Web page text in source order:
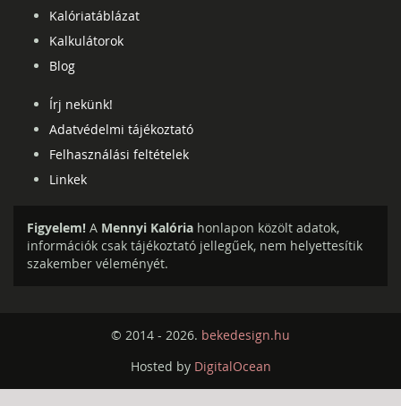
Kalóriatáblázat
Kalkulátorok
Blog
Írj nekünk!
Adatvédelmi tájékoztató
Felhasználási feltételek
Linkek
Figyelem! A Mennyi Kalória honlapon közölt adatok,
információk csak tájékoztató jellegűek, nem helyettesítik
szakember véleményét.
© 2014 - 2026. bekedesign.hu
Hosted by DigitalOcean